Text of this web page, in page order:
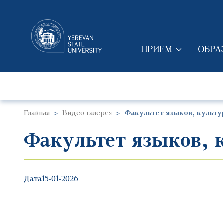
MAIN
ПРИЕМ
Главная Видео галерея Факультет языков,
Факультет языков,
Дата15-01-2026